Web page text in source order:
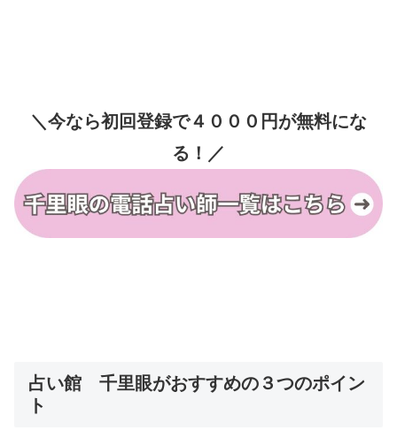
＼今なら初回登録で４０００円が無料にな
る！／
占い館 千里眼がおすすめの３つのポイン
ト